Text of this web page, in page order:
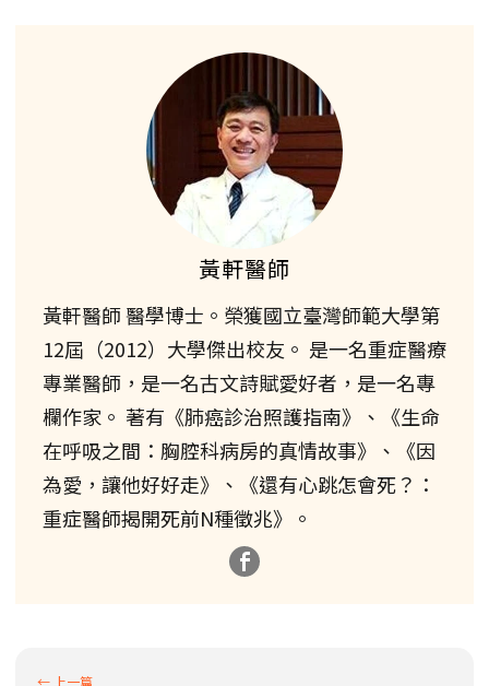
黃軒醫師
黃軒醫師 醫學博士。榮獲國立臺灣師範大學第
12屆（2012）大學傑出校友。 是一名重症醫療
專業醫師，是一名古文詩賦愛好者，是一名專
欄作家。 著有《肺癌診治照護指南》、《生命
在呼吸之間：胸腔科病房的真情故事》、《因
為愛，讓他好好走》、《還有心跳怎會死？：
重症醫師揭開死前N種徵兆》。